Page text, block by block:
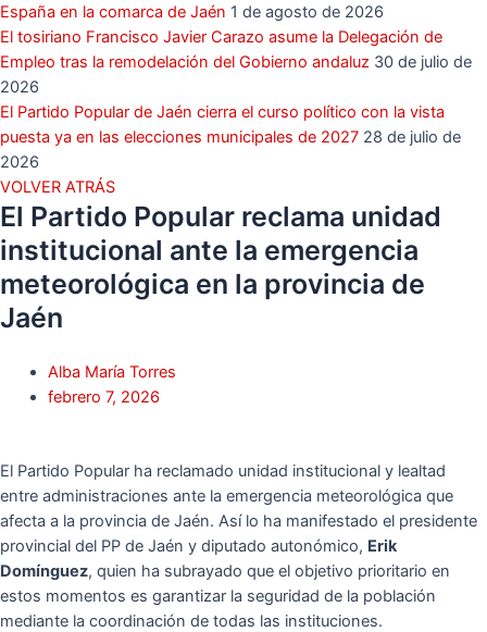
España en la comarca de Jaén 1 de agosto de 2026
El tosiriano Francisco Javier Carazo asume la Delegación de
Empleo tras la remodelación del Gobierno andaluz 30 de julio de
2026
El Partido Popular de Jaén cierra el curso político con la vista
puesta ya en las elecciones municipales de 2027 28 de julio de
2026
VOLVER ATRÁS
El Partido Popular reclama unidad
institucional ante la emergencia
meteorológica en la provincia de
Jaén
Alba María Torres
febrero 7, 2026
El Partido Popular ha reclamado unidad institucional y lealtad
entre administraciones ante la emergencia meteorológica que
afecta a la provincia de Jaén. Así lo ha manifestado el presidente
provincial del PP de Jaén y diputado autonómico, Erik
Domínguez, quien ha subrayado que el objetivo prioritario en
estos momentos es garantizar la seguridad de la población
mediante la coordinación de todas las instituciones.